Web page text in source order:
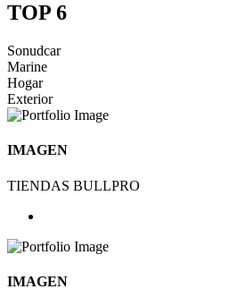
TOP 6
Sonudcar
Marine
Hogar
Exterior
IMAGEN
TIENDAS BULLPRO
IMAGEN